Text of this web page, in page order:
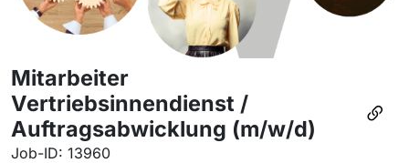
Mitarbeiter
Vertriebsinnendienst /
Auftragsabwicklung (m/w/d)
Job-ID: 13960